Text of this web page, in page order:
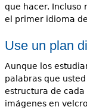
que hacer. Incluso
el primer idioma
Use un plan
Aunque los
palabras que
estructura de
imágenes en